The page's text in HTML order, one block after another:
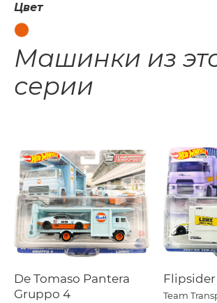
Цвет
Машинки из
серии
De Tomaso Pantera
Gruppo 4
Flipsider
Team